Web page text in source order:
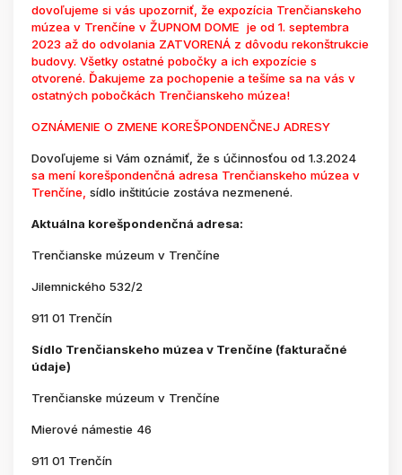
dovoľujeme si vás upozorniť, že expozícia Trenčianskeho
múzea v Trenčíne v ŽUPNOM DOME je od 1. septembra
2023 až do odvolania ZATVORENÁ z dôvodu rekonštrukcie
budovy. Všetky ostatné pobočky a ich expozície s
otvorené. Ďakujeme za pochopenie a tešíme sa na vás v
ostatných pobočkách Trenčianskeho múzea!
OZNÁMENIE O ZMENE KOREŠPONDENČNEJ ADRESY
Dovoľujeme si Vám oznámiť, že s účinnosťou od 1.3.2024
sa mení korešpondenčná adresa Trenčianskeho múzea v
Trenčíne, sídlo inštitúcie zostáva nezmenené.
Aktuálna korešpondenčná adresa:
Trenčianske múzeum v Trenčíne
Jilemnického 532/2
911 01 Trenčín
Sídlo Trenčianskeho múzea v Trenčíne (fakturačné
údaje)
Trenčianske múzeum v Trenčíne
Mierové námestie 46
911 01 Trenčín